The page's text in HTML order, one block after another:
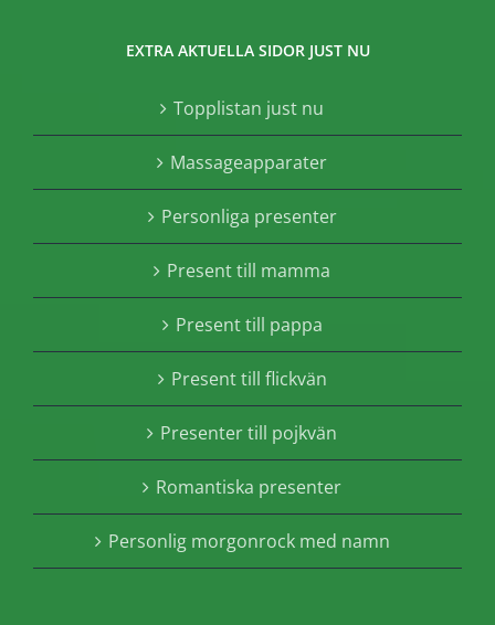
EXTRA AKTUELLA SIDOR JUST NU
Topplistan just nu
Massageapparater
Personliga presenter
Present till mamma
Present till pappa
Present till flickvän
Presenter till pojkvän
Romantiska presenter
Personlig morgonrock med namn